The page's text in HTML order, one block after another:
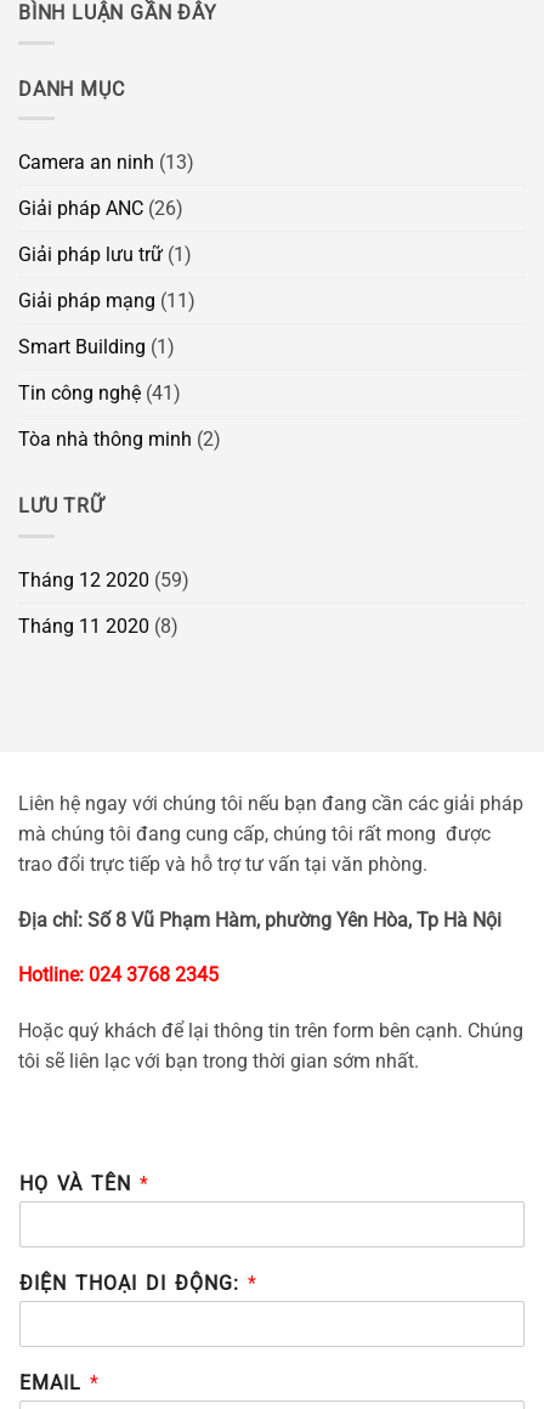
BÌNH LUẬN GẦN ĐÂY
DANH MỤC
Camera an ninh (13)
Giải pháp ANC (26)
Giải pháp lưu trữ (1)
Giải pháp mạng (11)
Smart Building (1)
Tin công nghệ (41)
Tòa nhà thông minh (2)
LƯU TRỮ
Tháng 12 2020 (59)
Tháng 11 2020 (8)
Liên hệ ngay với chúng tôi nếu bạn đang cần các giải pháp
mà chúng tôi đang cung cấp, chúng tôi rất mong được
trao đổi trực tiếp và hỗ trợ tư vấn tại văn phòng.
Địa chỉ: Số 8 Vũ Phạm Hàm, phường Yên Hòa, Tp Hà Nội
Hotline: 024 3768 2345
Hoặc quý khách để lại thông tin trên form bên cạnh. Chúng
tôi sẽ liên lạc với bạn trong thời gian sớm nhất.
HỌ VÀ TÊN *
ĐIỆN THOẠI DI ĐỘNG: *
EMAIL *